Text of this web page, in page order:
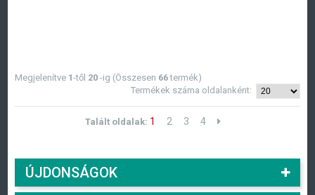
Megjelenítve 1-től 20-ig (Összesen 66termék)
Termékek száma oldalanként:
Talált oldalak: 1 2 3 4
ÚJDONSÁGOK